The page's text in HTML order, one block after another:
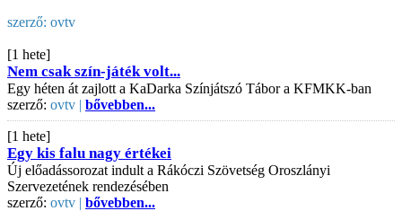
szerző: ovtv
[1 hete]
Nem csak szín-játék volt...
Egy héten át zajlott a KaDarka Színjátszó Tábor a KFMKK-ban
szerző: ovtv | bővebben...
[1 hete]
Egy kis falu nagy értékei
Új előadássorozat indult a Rákóczi Szövetség Oroszlányi
Szervezetének rendezésében
szerző: ovtv | bővebben...